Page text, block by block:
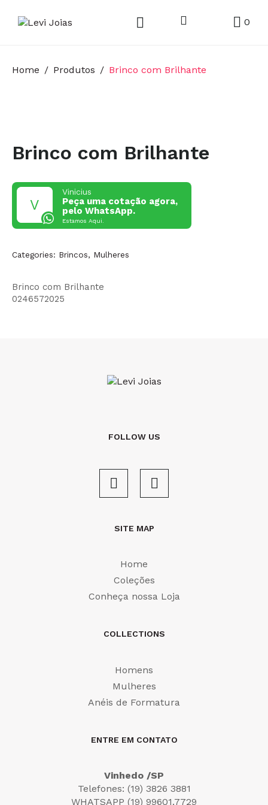
0
Home Produtos Brinco com Brilhante
Brinco com Brilhante
Vinicius
Peça uma cotação agora,
pelo WhatsApp.
Estamos Aqui.
Categories: Brincos, Mulheres
Brinco com Brilhante
0246572025
FOLLOW US
SITE MAP
Home
Coleções
Conheça nossa Loja
COLLECTIONS
Homens
Mulheres
Anéis de Formatura
ENTRE EM CONTATO
Vinhedo /SP
Telefones: (19) 3826 3881
WHATSAPP (19) 99601.7729